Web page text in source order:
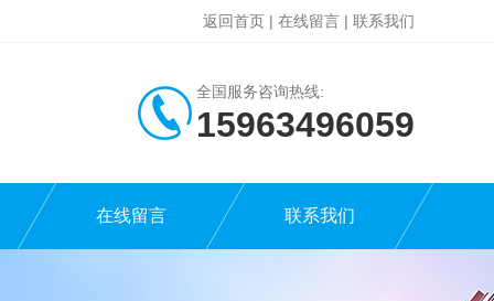
返回首页 | 在线留言 | 联系我们
全国服务咨询热线:
15963496059
在线留言 联系我们